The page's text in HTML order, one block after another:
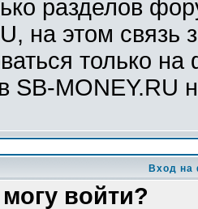
разделов
на этом связь
только
SB-MONEY.RU
Вход на
войти?